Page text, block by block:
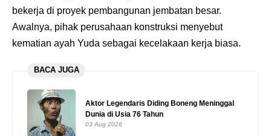
bekerja di proyek pembangunan jembatan besar.
Awalnya, pihak perusahaan konstruksi menyebut
kematian ayah Yuda sebagai kecelakaan kerja biasa.
BACA JUGA
Aktor Legendaris Diding Boneng Meninggal
Dunia di Usia 76 Tahun
03 Aug 2026